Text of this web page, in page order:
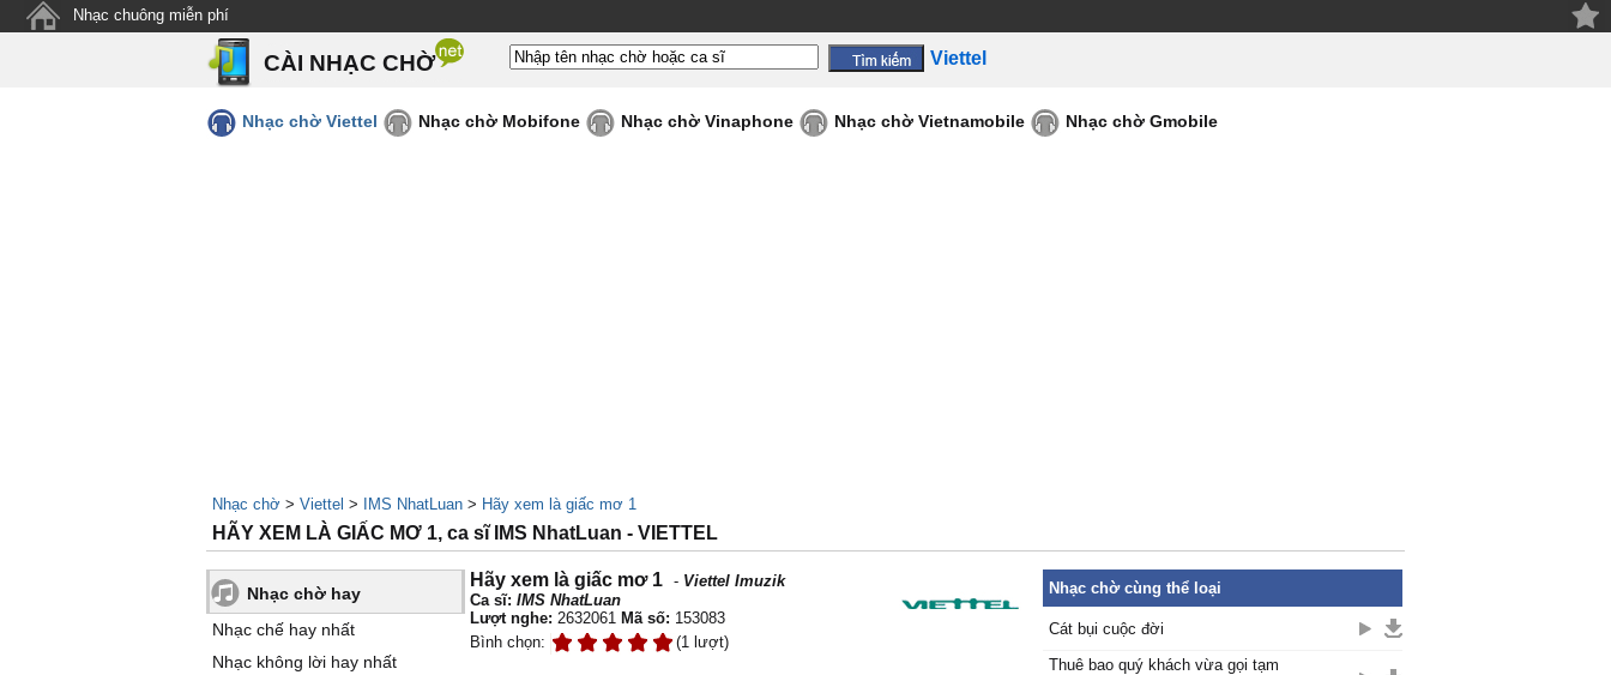
Nhạc chuông miễn phí
CÀI NHẠC CHỜ Viettel
Nhạc chờ Viettel Nhạc chờ Mobifone Nhạc chờ Vinaphone Nhạc chờ Vietnamobile Nhạc chờ Gmobile
Nhạc chờ > Viettel > IMS NhatLuan > Hãy xem là giấc mơ 1
HÃY XEM LÀ GIẤC MƠ 1, ca sĩ IMS NhatLuan - VIETTEL
Nhạc chờ hay
Nhạc chế hay nhất
Nhạc không lời hay nhất
Hãy xem là giấc mơ 1 - Viettel Imuzik
Ca sĩ: IMS NhatLuan
Lượt nghe: 2632061 Mã số: 153083
Bình chọn:
(1 lượt)
Nhạc chờ cùng thể loại
Cát bụi cuộc đời
Thuê bao quý khách vừa gọi tạm